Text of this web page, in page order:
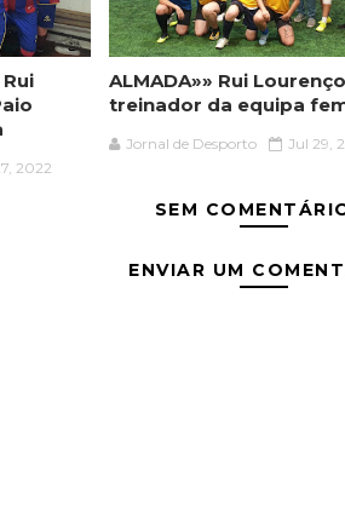
Rui
2022
ALMADA»» Rui
treinador da equipa
Jornal de Desporto Jul 29,
SEM
ENVIAR UM